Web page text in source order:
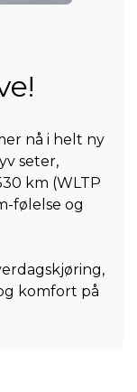
nå i helt ny
seter,
km (WLTP
følelse og
komfort på